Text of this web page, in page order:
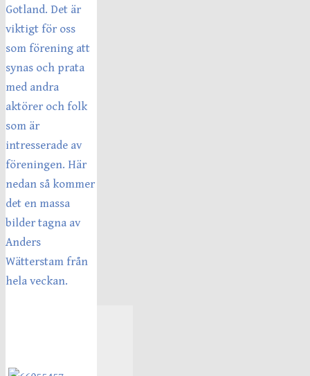
Gotland. Det är
viktigt för oss
som förening att
synas och prata
med andra
aktörer och folk
som är
intresserade av
föreningen. Här
nedan så kommer
det en massa
bilder tagna av
Anders
Wätterstam från
hela veckan.